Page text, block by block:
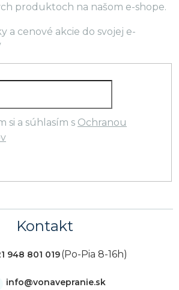
produktoch na našom e-shope.
a cenové akcie do svojej e-
si a súhlasím s Ochranou
Kontakt
info@vonavepranie.sk
948 801 019(Po-Pia 8-16h)